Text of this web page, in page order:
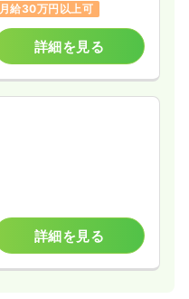
月給30万円以上可
詳細を見る
詳細を見る